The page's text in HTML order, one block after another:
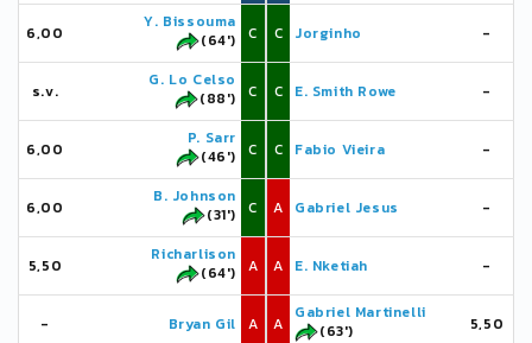
6,00
Y. Bissouma
(64')
C
s.v.
G. Lo Celso
(88')
C
6,00
P. Sarr
(46')
C
6,00
B. Johnson
(31')
C
5,50
Richarlison
(64')
A
- Bryan Gil A
C Jorginho -
C E. Smith Rowe -
C Fabio Vieira -
A Gabriel Jesus -
A E. Nketiah -
A
Gabriel Martinelli
(63')
5,50